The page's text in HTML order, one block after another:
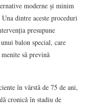
moderne și minim
dintre aceste proceduri
presupune
balon special, care
să prevină
în vârstă de 75 de ani,
cronică în stadiu de